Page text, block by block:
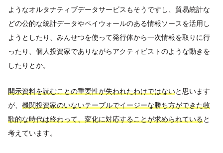
ようなオルタナティブデータサービスもそうですし、貿易統計な
どの公的な統計データやペイウォールのある情報ソースを活用し
ようとしたり、みんせつを使って発行体から一次情報を取りに行
ったり、個人投資家でありながらアクティビストのような動きを
したりとか。
開示資料を読むことの重要性が失われたわけではないと思います
が、 機関投資家のいないテーブルでイージーな勝ち方ができた牧
歌的な時代は終わって、変化に対応することが求められていると
考えています。